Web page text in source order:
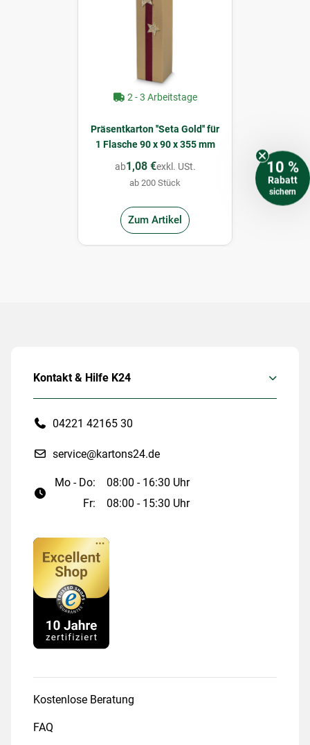
2 - 3 Arbeitstage
Präsentkarton ''Seta Gold'' für
1 Flasche 90 x 90 x 355 mm
ab1,08 €exkl. USt.
ab 200 Stück
Zum Artikel
Kontakt & Hilfe K24
04221 42165 30
service@kartons24.de
Mo - Do:
08:00 - 16:30 Uhr
Fr:
08:00 - 15:30 Uhr
Kostenlose Beratung
FAQ
10 %
Rabatt
sichern